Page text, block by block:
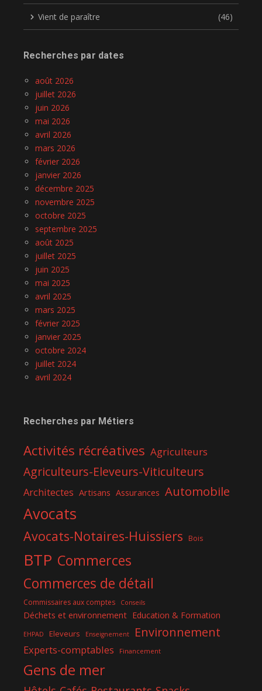
Vient de paraître (46)
Recherches par dates
août 2026
juillet 2026
juin 2026
mai 2026
avril 2026
mars 2026
février 2026
janvier 2026
décembre 2025
novembre 2025
octobre 2025
septembre 2025
août 2025
juillet 2025
juin 2025
mai 2025
avril 2025
mars 2025
février 2025
janvier 2025
octobre 2024
juillet 2024
avril 2024
Recherches par Métiers
Activités récréatives Agriculteurs
Agriculteurs-Eleveurs-Viticulteurs
Architectes Artisans Assurances Automobile
Avocats
Avocats-Notaires-Huissiers Bois
BTP Commerces
Commerces de détail
Commissaires aux comptes Conseils
Déchets et environnement Education & Formation
EHPAD Eleveurs Enseignement Environnement
Experts-comptables Financement
Gens de mer